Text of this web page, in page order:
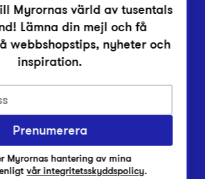
leverans eller retur?
verksamhet?
Myrornas värld av tusentals
Lämna din mejl och få
webbshopstips, nyheter och
inspiration.
Prenumerera
Myrornas hantering av mina
vår integritetsskyddspolicy.